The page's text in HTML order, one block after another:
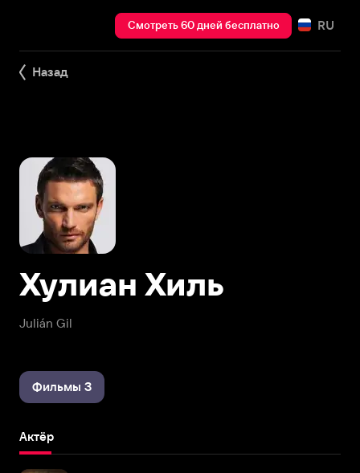
Смотреть 60 дней бесплатно RU
Назад
Julián Gil
Хулиан Хиль
Фильмы 3
Актёр